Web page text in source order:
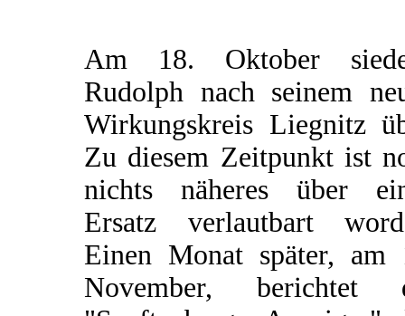
Am 18. Oktober
Rudolph nach seinem
Wirkungskreis Liegnitz
Zu diesem Zeitpunkt ist
nichts näheres über
Ersatz verlautbart
Einen Monat später, am
November, berichtet